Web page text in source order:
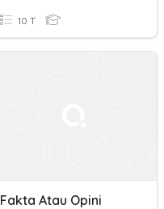
10 T
Fakta Atau Opini